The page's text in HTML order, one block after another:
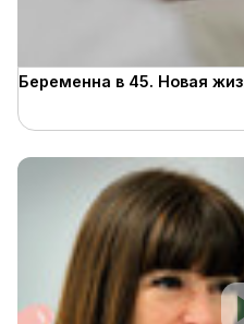
Беременна в 45. Новая